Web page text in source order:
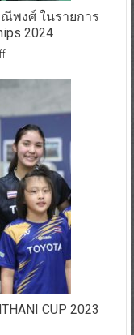
พงศ์ ในรายการ
2024
CUP 2023